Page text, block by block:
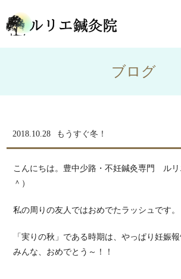
ブログ
2018.10.28 もうすぐ冬！
こんにちは。豊中少路・不妊鍼灸専門 ルリ
＾）
私の周りの友人ではおめでたラッシュです。
「実りの秋」である時期は、やっぱり妊娠
みんな、おめでとう～！！